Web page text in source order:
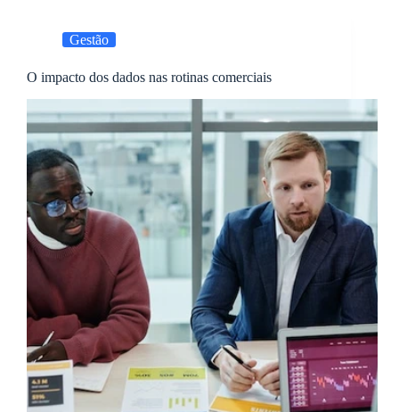
Gestão
O impacto dos dados nas rotinas comerciais